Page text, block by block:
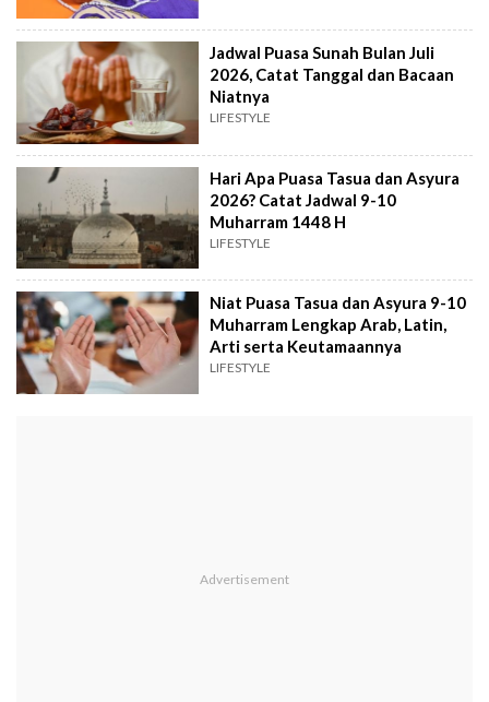
Jadwal Puasa Sunah Bulan Juli
2026, Catat Tanggal dan Bacaan
Niatnya
LIFESTYLE
Hari Apa Puasa Tasua dan Asyura
2026? Catat Jadwal 9-10
Muharram 1448 H
LIFESTYLE
Niat Puasa Tasua dan Asyura 9-10
Muharram Lengkap Arab, Latin,
Arti serta Keutamaannya
LIFESTYLE